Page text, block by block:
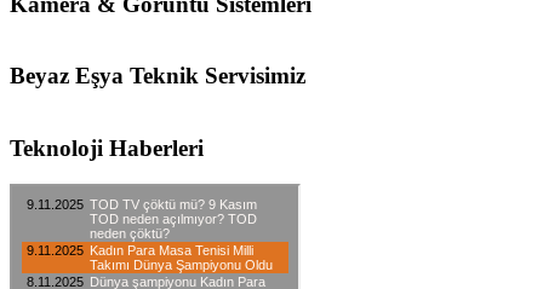
Beyaz Eşya Teknik Servisimiz
Teknoloji Haberleri